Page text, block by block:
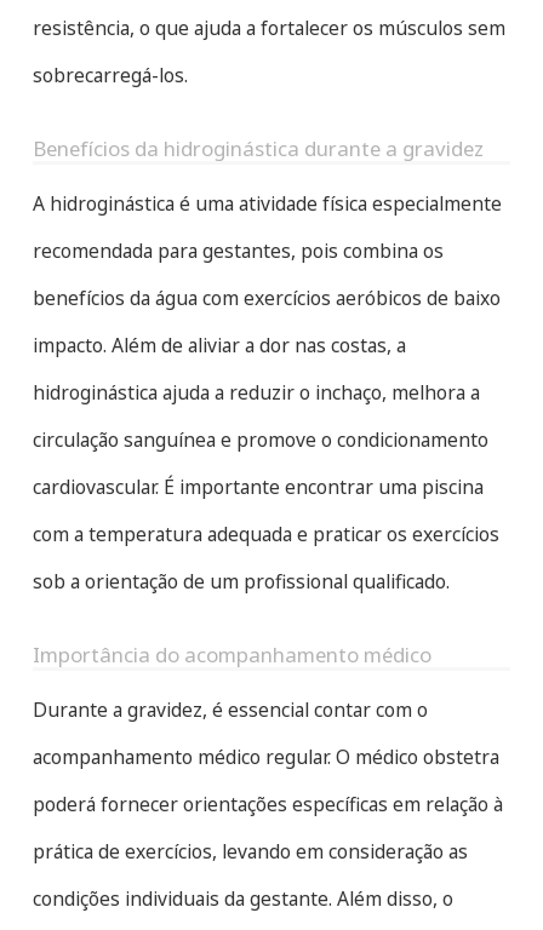
resistência, o que ajuda a fortalecer os músculos sem
sobrecarregá-los.
Benefícios da hidroginástica durante a gravidez
A hidroginástica é uma atividade física especialmente
recomendada para gestantes, pois combina os
benefícios da água com exercícios aeróbicos de baixo
impacto. Além de aliviar a dor nas costas, a
hidroginástica ajuda a reduzir o inchaço, melhora a
circulação sanguínea e promove o condicionamento
cardiovascular. É importante encontrar uma piscina
com a temperatura adequada e praticar os exercícios
sob a orientação de um profissional qualificado.
Importância do acompanhamento médico
Durante a gravidez, é essencial contar com o
acompanhamento médico regular. O médico obstetra
poderá fornecer orientações específicas em relação à
prática de exercícios, levando em consideração as
condições individuais da gestante. Além disso, o